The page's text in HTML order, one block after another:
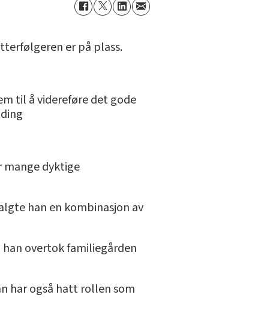
er på plass.
til å videreføre det gode
mange dyktige
han en kombinasjon av
overtok familiegården
har også hatt rollen som